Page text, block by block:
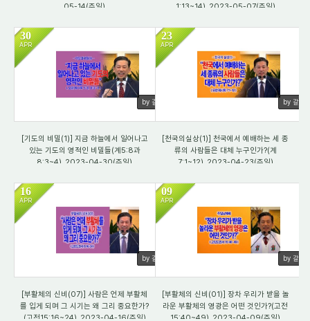
05-14(주일)
1:13~14)_2023-05-07(주일)
30
APR
by 갈렙
3810
[기도의 비밀(1)] 지금 하늘에서 일어나고
있는 기도의 영적인 비밀들(계5:8과
8:3~4)_2023-04-30(주일)
23
APR
by 갈렙
4221
[천국의실상(1)] 천국에서 예배하는 세 종
류의 사람들은 대체 누구인가?(계
7:1~12)_2023-04-23(주일)
16
APR
by 갈렙
2117
[부활체의 신비(07)] 사람은 언제 부활체
를 입게 되며 그 시기는 왜 그리 중요한가?
(고전15:16~24)_2023-04-16(주일)
09
APR
by 갈렙
1868
[부활체의 신비(01)] 장차 우리가 받을 놀
라운 부활체의 영광은 어떤 것인가?(고전
15:40~49)_2023-04-09(주일)